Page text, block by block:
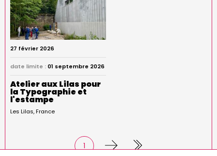
27 février 2026
date limite : 01 septembre 2026
Atelier aux Lilas pour
la Typographie et
l'estampe
Les Lilas France
Pagination
Page
1